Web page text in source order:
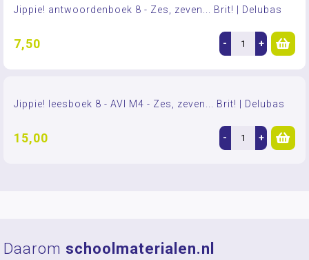
Jippie! antwoordenboek 8 - Zes, zeven... Brit! | Delubas
7,50 - +
Jippie! leesboek 8 - AVI M4 - Zes, zeven... Brit! | Delubas
15,00 - +
Daarom schoolmaterialen.nl